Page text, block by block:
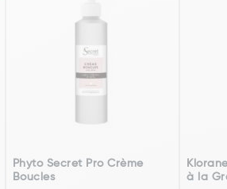
Phyto Secret Pro Crème
Boucles
à la